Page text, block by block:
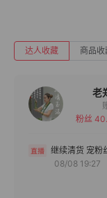
达人收藏 商品收
老
粉丝
继续清货 宠粉
08/08 19:27